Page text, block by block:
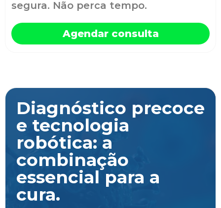
segura. Não perca tempo.
Agendar consulta
Diagnóstico precoce
e tecnologia
robótica: a
combinação
essencial para a
cura.